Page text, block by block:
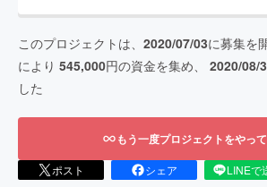
このプロジェクトは、 2020/07/03に募集を
により 545,000円の資金を集め、 2020/08/
した
もう一度プロジェクトをやっ
ポスト シェア LINEで